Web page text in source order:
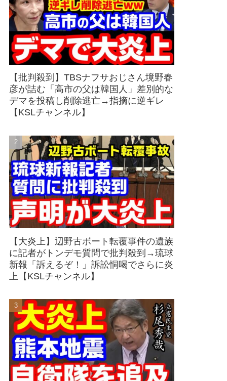
【批判殺到】TBSナフサおじさん境野春
彦が詰む「高市の父は韓国人」差別的な
デマを投稿し削除逃亡→指摘に逆ギレ
【KSLチャンネル】
【大炎上】辺野古ボート転覆事件の遺族
に記者がトンデモ質問で批判殺到→琉球
新報「訴えるぞ！」訴訟恫喝でさらに炎
上【KSLチャンネル】